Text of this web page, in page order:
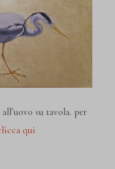
su tavola. per
qui